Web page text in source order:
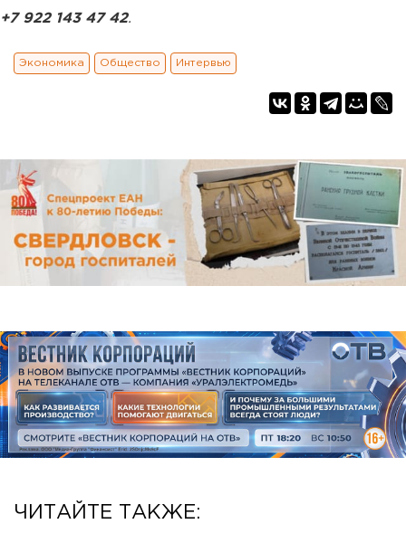
+7 922 143 47 42.
Экономика Общество Интервью
ЧИТАЙТЕ ТАКЖЕ: